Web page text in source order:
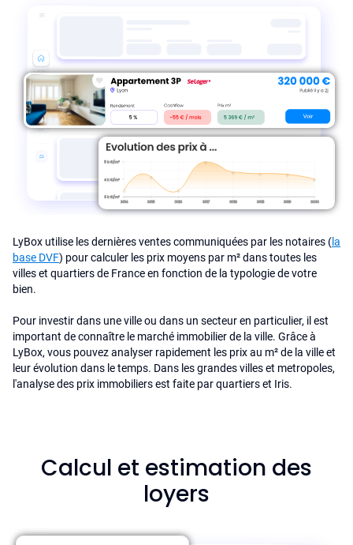
LyBox utilise les dernières ventes communiquées par les notaires (la
base DVF) pour calculer les prix moyens par m² dans toutes les
villes et quartiers de France en fonction de la typologie de votre
bien.
Pour investir dans une ville ou dans un secteur en particulier, il est
important de connaître le marché immobilier de la ville. Grâce à
LyBox, vous pouvez analyser rapidement les prix au m² de la ville et
leur évolution dans le temps. Dans les grandes villes et metropoles,
l'analyse des prix immobiliers est faite par quartiers et Iris.
Calcul et estimation des
loyers